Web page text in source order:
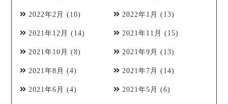
2022年2月 (10) 2022年1月 (13)
2021年12月 (14) 2021年11月 (15)
2021年10月 (8) 2021年9月 (13)
2021年8月 (4) 2021年7月 (14)
2021年6月 (4) 2021年5月 (6)